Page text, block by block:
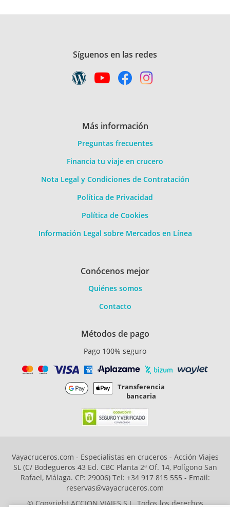
Síguenos en las redes
Más información
Preguntas frecuentes
Financia tu viaje en crucero
Nota Legal y Condiciones de Contratación
Política de Privacidad
Política de Cookies
Información Legal sobre Mercados en Línea
Conócenos mejor
Quiénes somos
Contacto
Métodos de pago
Pago 100% seguro
Transferencia
bancaria
Vayacruceros.com - Especialistas en cruceros - Acción Viajes
SL (C/ Bodegueros 43 Ed. CBC Planta 2ª Of. 14, Polígono San
Rafael, Málaga. CP: 29006) Tel: +34 917 815 555 - Email:
reservas@vayacruceros.com
© Copyright ACCION VIAJES S.L. Todos los derechos